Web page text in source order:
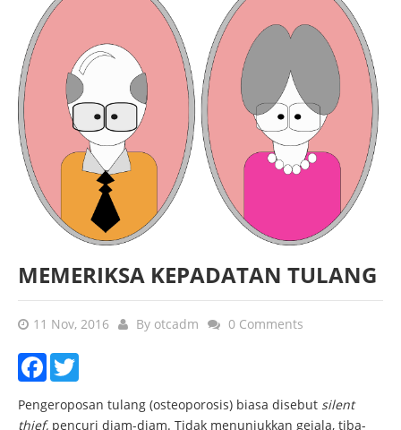
MEMERIKSA KEPADATAN TULANG
11 Nov, 2016 By otcadm 0 Comments
Facebook
Pengeroposan tulang (osteoporosis) biasa disebut silent
thief, pencuri diam-diam. Tidak menunjukkan gejala, tiba-